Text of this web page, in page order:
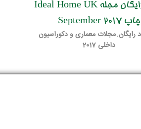
دانلود رایگان مجله Ideal Home UK
چاپ September 2017
رایگان,مجلات معماری و دکوراسیون
داخلی 2017